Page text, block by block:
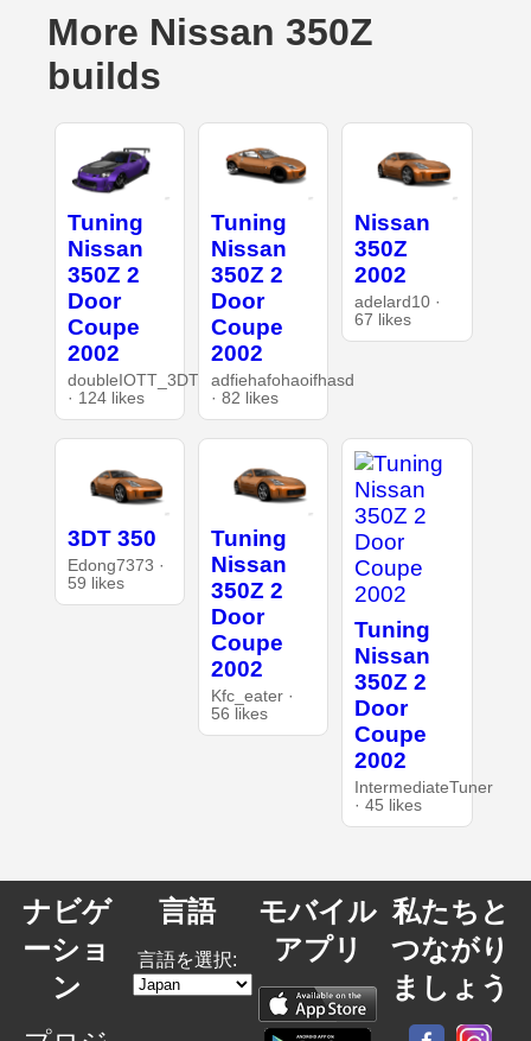
More Nissan 350Z
builds
Tuning
Nissan
350Z 2
Door
Coupe
2002
doubleIOTT_3DT
· 124 likes
Tuning
Nissan
350Z 2
Door
Coupe
2002
adfiehafohaoifhasd
· 82 likes
Nissan
350Z
2002
adelard10 ·
67 likes
3DT 350
Edong7373 ·
59 likes
Tuning
Nissan
350Z 2
Door
Coupe
2002
Kfc_eater ·
56 likes
Tuning
Nissan
350Z 2
Door
Coupe
2002
IntermediateTuner
· 45 likes
ナビゲ
ーショ
ン
言語
言語を選択:
モバイル
アプリ
私たちと
つながり
ましょう